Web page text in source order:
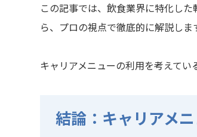
この記事では、飲食業界に特化し
ら、プロの視点で徹底的に解説しま
キャリアメニューの利用を考えて
結論：キャリアメ